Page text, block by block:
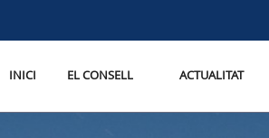
INICI EL CONSELL ACTUALITAT